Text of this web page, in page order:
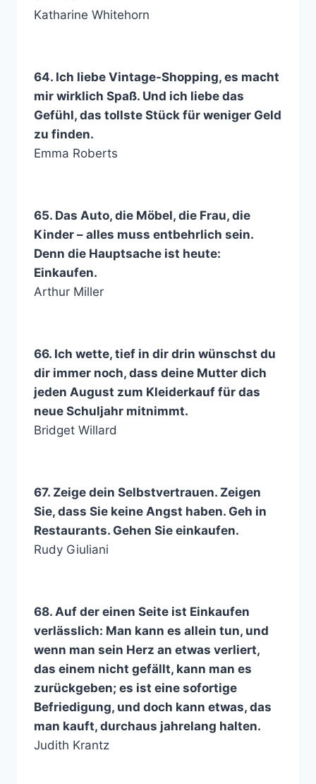
Katharine Whitehorn
64. Ich liebe Vintage-Shopping, es macht
mir wirklich Spaß. Und ich liebe das
Gefühl, das tollste Stück für weniger Geld
zu finden.
Emma Roberts
65. Das Auto, die Möbel, die Frau, die
Kinder – alles muss entbehrlich sein.
Denn die Hauptsache ist heute:
Einkaufen.
Arthur Miller
66. Ich wette, tief in dir drin wünschst du
dir immer noch, dass deine Mutter dich
jeden August zum Kleiderkauf für das
neue Schuljahr mitnimmt.
Bridget Willard
67. Zeige dein Selbstvertrauen. Zeigen
Sie, dass Sie keine Angst haben. Geh in
Restaurants. Gehen Sie einkaufen.
Rudy Giuliani
68. Auf der einen Seite ist Einkaufen
verlässlich: Man kann es allein tun, und
wenn man sein Herz an etwas verliert,
das einem nicht gefällt, kann man es
zurückgeben; es ist eine sofortige
Befriedigung, und doch kann etwas, das
man kauft, durchaus jahrelang halten.
Judith Krantz